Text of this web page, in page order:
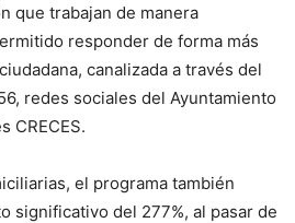
que trabajan de manera
responder de forma más
canalizada a través del
redes sociales del Ayuntamiento
CRECES.
el programa también
significativo del 277%, al pasar de